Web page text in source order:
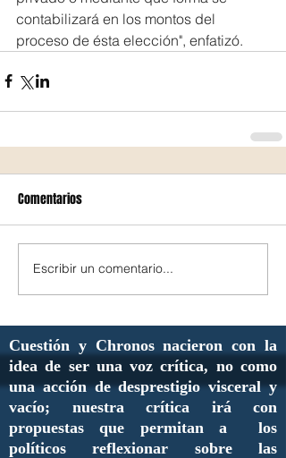
contabilizará en los montos del
proceso de ésta elección", enfatizó.
Comentarios
Escribir un comentario...
Cuestión y Chronos nacieron con la
idea de ser una voz crítica, no como
una acción de desprestigio visceral y
vacío; nuestra crítica irá con
propuestas que permitan a los
políticos reflexionar sobre las